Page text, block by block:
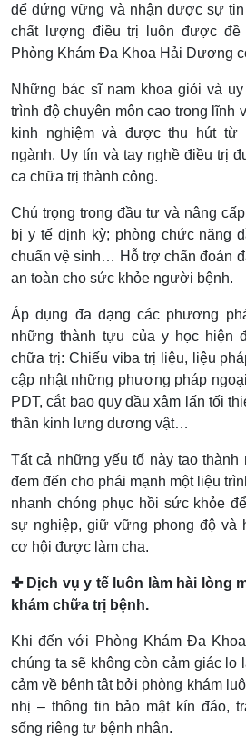
để đứng vững và nhận được sự
chất lượng điều trị luôn được đề
Phòng Khám Đa Khoa Hải Dương
Những bác sĩ nam khoa giỏi và
trình độ chuyên môn cao trong lĩnh
kinh nghiệm và được thu hút từ
ngành. Uy tín và tay nghề điều trị
ca chữa trị thành công.
Chú trọng trong đầu tư và nâng
bị y tế định kỳ; phòng chức năng
chuẩn vệ sinh… Hỗ trợ chẩn đoán
an toàn cho sức khỏe người bệnh.
Áp dụng đa dạng các phương
những thành tựu của y học hiện
chữa trị: Chiếu viba trị liệu, liệu
cập nhật những phương pháp
PDT, cắt bao quy đầu xâm lấn tối
thần kinh lưng dương vật…
Tất cả những yếu tố này tạo thành
đem đến cho phái mạnh một liệu
nhanh chóng phục hồi sức khỏe
sự nghiệp, giữ vững phong độ và
cơ hội được làm cha.
✜ Dịch vụ y tế luôn làm hài lòng
khám chữa trị bệnh.
Khi đến với Phòng Khám Đa
chúng ta sẽ không còn cảm giác lo
cảm về bệnh tật bởi phòng khám
nhị – thông tin bảo mật kín đáo,
sống riêng tư bệnh nhân.